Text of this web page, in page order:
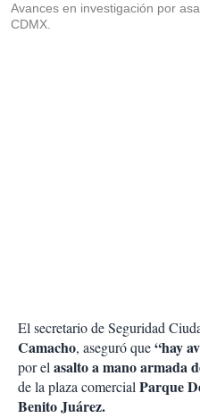
Avances en investigación por
CDMX.
El secretario de Seguridad
Camacho, aseguró que“hay
por elasalto a mano armada
de la plaza comercialParque
Benito Juárez.